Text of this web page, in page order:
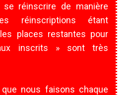
se réinscrire de manière
réinscriptions étant
places restantes pour
inscrits » sont très
nous faisons chaque